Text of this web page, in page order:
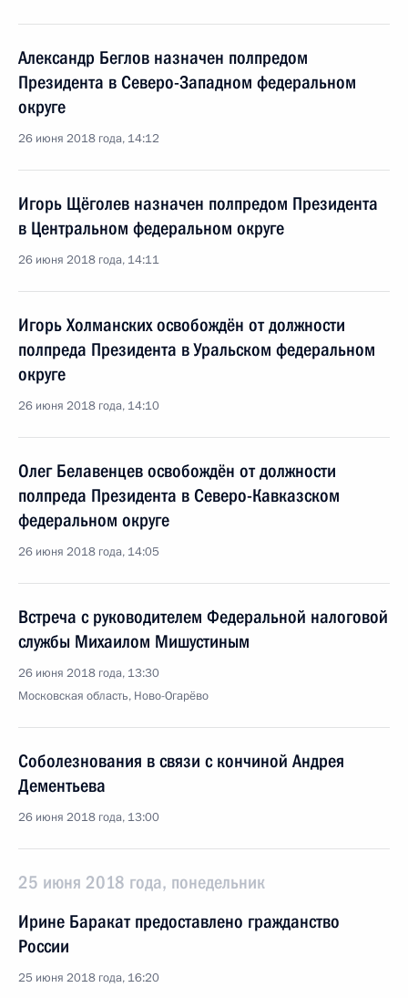
Александр Беглов назначен полпредом
Президента в Северо-Западном федеральном
округе
26 июня 2018 года, 14:12
Игорь Щёголев назначен полпредом Президента
в Центральном федеральном округе
26 июня 2018 года, 14:11
Игорь Холманских освобождён от должности
полпреда Президента в Уральском федеральном
округе
26 июня 2018 года, 14:10
Олег Белавенцев освобождён от должности
полпреда Президента в Северо-Кавказском
федеральном округе
26 июня 2018 года, 14:05
Встреча с руководителем Федеральной налоговой
службы Михаилом Мишустиным
26 июня 2018 года, 13:30
Московская область, Ново-Огарёво
Соболезнования в связи с кончиной Андрея
Дементьева
26 июня 2018 года, 13:00
25 июня 2018 года, понедельник
Ирине Баракат предоставлено гражданство
России
25 июня 2018 года, 16:20